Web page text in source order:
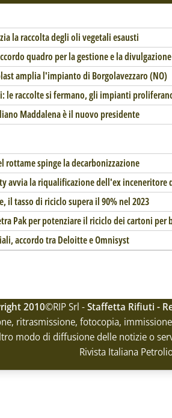
la raccolta degli oli vegetali esausti
quadro per la gestione e la
amplia l'impianto di Borgolavezzaro (NO)
le raccolte si fermano, gli impianti
Maddalena è il nuovo presidente
rottame spinge la decarbonizzazione
avvia la riqualificazione dell'ex inceneritore
il tasso di riciclo supera il 90% nel 2023
Pak per potenziare il riciclo dei cartoni per
accordo tra Deloitte e Omnisyst
2010©RIP Srl -Staffetta Rifiuti -
ritrasmissione, fotocopia,
modo di diffusione delle notizie o
Rivista Italiana